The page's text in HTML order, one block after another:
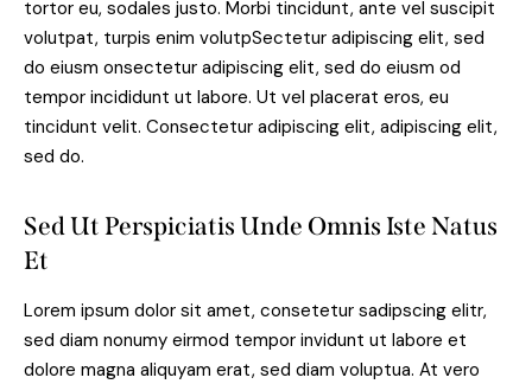
tortor eu, sodales justo. Morbi tincidunt, ante vel suscipit
volutpat, turpis enim volutpSectetur adipiscing elit, sed
do eiusm onsectetur adipiscing elit, sed do eiusm od
tempor incididunt ut labore. Ut vel placerat eros, eu
tincidunt velit. Consectetur adipiscing elit, adipiscing elit,
sed do.
Sed Ut Perspiciatis Unde Omnis Iste Natus
Et
Lorem ipsum dolor sit amet, consetetur sadipscing elitr,
sed diam nonumy eirmod tempor invidunt ut labore et
dolore magna aliquyam erat, sed diam voluptua. At vero